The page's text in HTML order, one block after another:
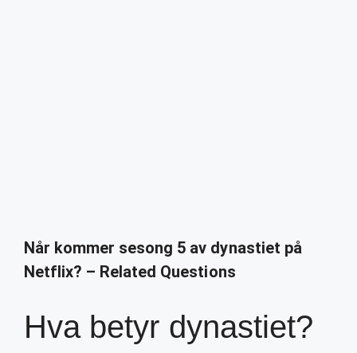
Når kommer sesong 5 av dynastiet på
Netflix? – Related Questions
Hva betyr dynastiet?